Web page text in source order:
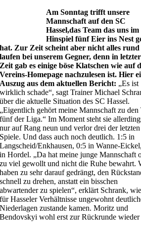
Am Sonntag trifft unsere
Mannschaft auf den SC
Hassel,das Team das uns im
Hinspiel fünf Eier ins Nest
hat. Zur Zeit scheint aber nicht alles rund
laufen bei unserem Gegner, denn in letzter
Zeit gab es einige böse Klatschen wie auf
Vereins-Homepage nachzulesen ist. Hier
Auszug aus dem aktuellen Bericht: „Es ist
wirklich schade“, sagt Trainer Michael
über die aktuelle Situation des SC Hassel.
„Eigentlich gehört meine Mannschaft zu den
fünf der Liga.“ Im Moment steht sie
nur auf Rang neun und verlor drei der
Spiele. Und dass auch noch deutlich. 1:5 in
Langscheid/Enkhausen, 0:5 in Wanne-
in Hordel. „Da hat meine junge Mannschaft
zu viel gewollt und nicht die Ruhe bewahrt.
haben zu sehr darauf gedrängt, den
schnell zu drehen, anstatt ein bisschen
abwartender zu spielen“, erklärt Schrank,
für Hasseler Verhältnisse ungewohnt
Niederlagen zustande kamen. Moritz und
Bendovskyi wohl erst zur Rückrunde wieder